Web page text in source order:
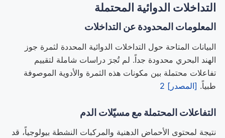
التداخلات الدوائية المحتملة
المعلومات المحدودة عن التداخلات
البيانات المتاحة حول التداخلات الدوائية المحددة لثمرة جوز
الهند البحري محدودة جداً. لم تُجرَ دراسات شاملة لتقييم
تفاعلات محتملة بين مكونات هذه الثمرة والأدوية الموصوفة
طبياً. [المصدر] 2
التفاعلات المحتملة مع مسيّلات الدم
نتيجة لمحتوى الأحماض الدهنية والمركبات النشطة بيولوجياً، قد